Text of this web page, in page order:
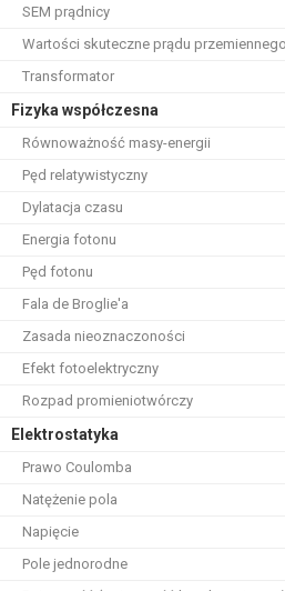
SEM prądnicy
Wartości skuteczne prądu przemiennego
Transformator
Fizyka współczesna
Równoważność masy-energii
Pęd relatywistyczny
Dylatacja czasu
Energia fotonu
Pęd fotonu
Fala de Broglie'a
Zasada nieoznaczoności
Efekt fotoelektryczny
Rozpad promieniotwórczy
Elektrostatyka
Prawo Coulomba
Natężenie pola
Napięcie
Pole jednorodne